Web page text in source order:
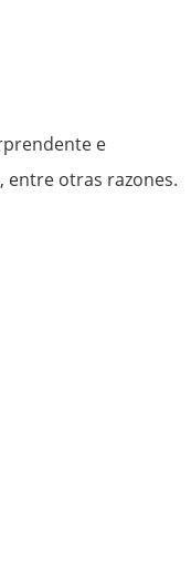
e
entre otras razones.